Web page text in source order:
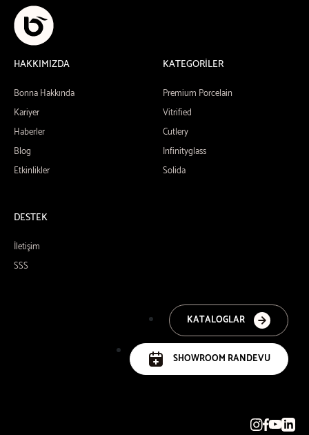
HAKKIMIZDA
Bonna Hakkında
Kariyer
Haberler
Blog
Etkinlikler
KATEGORİLER
Premium Porcelain
Vitrified
Cutlery
Infinityglass
Solida
DESTEK
İletişim
SSS
KATALOGLAR
SHOWROOM RANDEVU